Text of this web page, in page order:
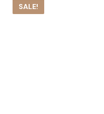
SALE!